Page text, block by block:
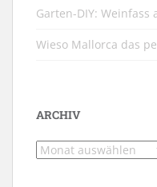
Garten-DIY:
Wieso Mallorca das
ARCHIV
Archiv